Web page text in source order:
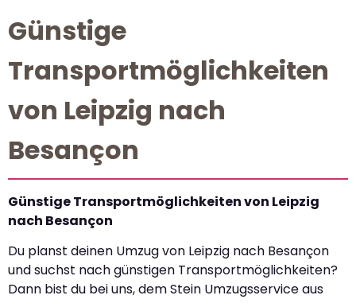
Günstige
Transportmöglichkeiten
von Leipzig nach
Besançon
Günstige Transportmöglichkeiten von Leipzig
nach Besançon
Du planst deinen Umzug von Leipzig nach Besançon
und suchst nach günstigen Transportmöglichkeiten?
Dann bist du bei uns, dem Stein Umzugsservice aus